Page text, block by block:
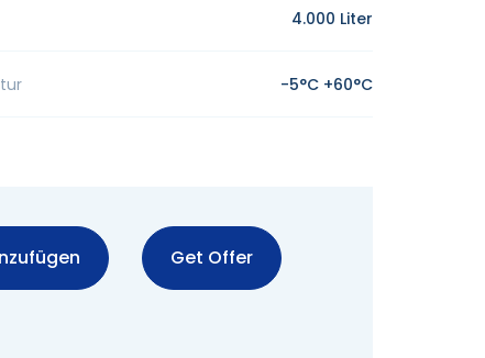
4.000 Liter
-5°C +60°C
Get Offer